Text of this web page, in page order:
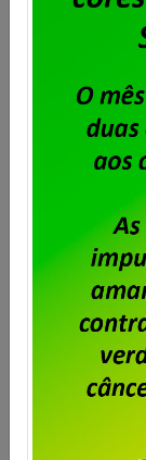
aprovam